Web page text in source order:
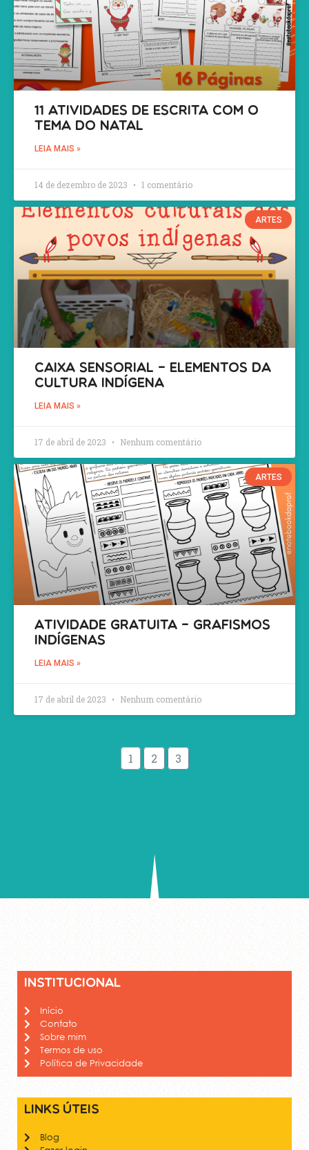
11 atividades de Escrita com o
tema do Natal
LEIA MAIS »
14 de dezembro de 2023 1 comentário
ARTES
Caixa sensorial – Elementos da
Cultura Indígena
LEIA MAIS »
17 de abril de 2023 Nenhum comentário
ARTES
Atividade Gratuita – Grafismos
Indígenas
LEIA MAIS »
17 de abril de 2023 Nenhum comentário
1 2 3
Institucional
Início
Contato
Sobre mim
Termos de uso
Política de Privacidade
Links úteis
Blog